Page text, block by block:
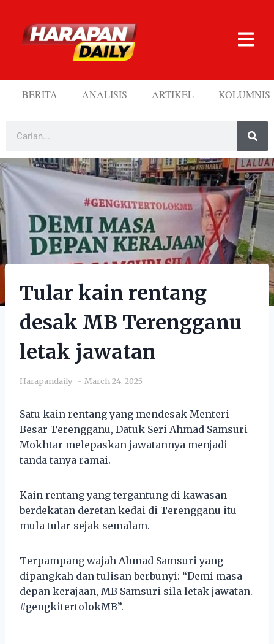
BERITA ANALISIS ARTIKEL KOLUMNIS
Tular kain rentang
desak MB Terengganu
letak jawatan
Harapandaily March 24, 2025
Satu kain rentang yang mendesak Menteri
Besar Terengganu, Datuk Seri Ahmad Samsuri
Mokhtar melepaskan jawatannya menjadi
tanda tanya ramai.
Kain rentang yang tergantung di kawasan
berdekatan deretan kedai di Terengganu itu
mula tular sejak semalam.
Terpampang wajah Ahmad Samsuri yang
dipangkah dan tulisan berbunyi: “Demi masa
depan kerajaan, MB Samsuri sila letak jawatan.
#gengkitertolokMB”.